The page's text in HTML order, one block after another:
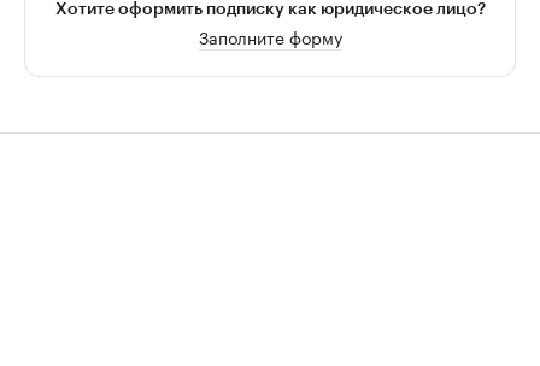
Хотите оформить подписку как юридическое лицо?
Заполните форму